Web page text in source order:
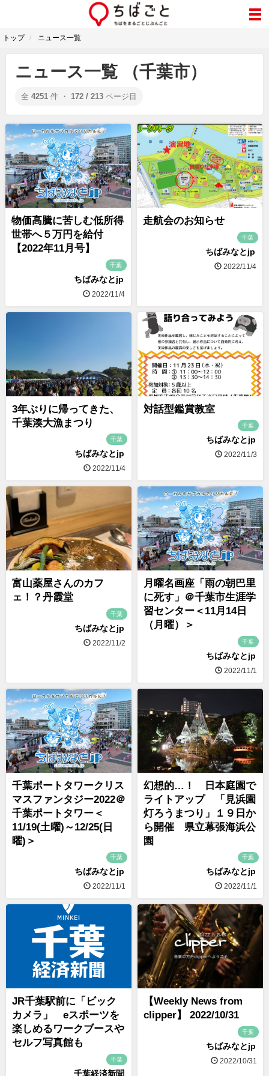
トップ ニュース一覧
ニュース一覧 （千葉市）
全 4251 件 ・ 172 / 213 ページ目
物価高騰に苦しむ低所得
世帯へ５万円を給付
【2022年11月号】
千葉
ちばみなとjp
2022/11/4
走航会のお知らせ
千葉
ちばみなとjp
2022/11/4
3年ぶりに帰ってきた、
千葉湊大漁まつり
千葉
ちばみなとjp
2022/11/4
対話型鑑賞教室
千葉
ちばみなとjp
2022/11/3
富山薬屋さんのカフ
ェ！？丹霞堂
千葉
ちばみなとjp
2022/11/2
月曜名画座「雨の朝巴里
に死す」＠千葉市生涯学
習センター＜11月14日
（月曜）＞
千葉
ちばみなとjp
2022/11/1
千葉ポートタワークリス
マスファンタジー2022＠
千葉ポートタワー＜
11/19(土曜)～12/25(日
曜)＞
千葉
ちばみなとjp
2022/11/1
幻想的…！ 日本庭園で
ライトアップ 「見浜園
灯ろうまつり」１９日か
ら開催 県立幕張海浜公
園
千葉
ちばみなとjp
2022/11/1
JR千葉駅前に「ビック
カメラ」 eスポーツを
楽しめるワークブースや
セルフ写真館も
千葉
千葉経済新聞
【Weekly News from
clipper】 2022/10/31
千葉
ちばみなとjp
2022/10/31